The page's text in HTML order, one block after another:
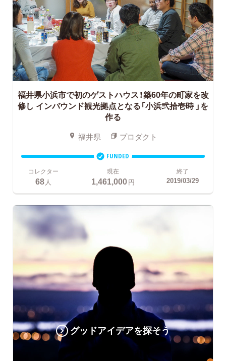
福井県小浜市で初のゲストハウス！築60年の町家を改
修し インバウンド観光拠点となる「小浜弐拾壱時 」を
作る
福井県 プロダクト
FUNDED
コレクター
68 人
現在
1,461,000円
終了
2019/03/29
グッドアイデアを探そう